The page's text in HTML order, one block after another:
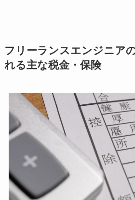
フリーランスエンジニア
れる主な税金・保険